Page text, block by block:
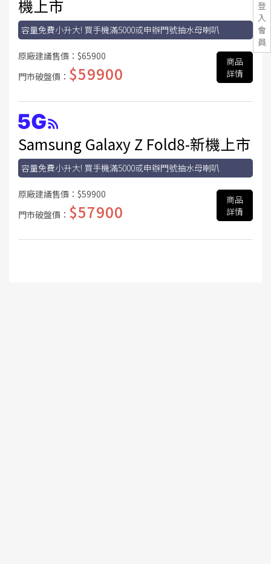
登
入
會
員
機上市
容量免費小升大! 買手機滿5000或申辦門號抽水母喇叭
原廠建議售價： $65900
門市破盤價： $59900
商品
詳情
Samsung Galaxy Z Fold8-新機上市
容量免費小升大! 買手機滿5000或申辦門號抽水母喇叭
原廠建議售價： $59900
門市破盤價： $57900
商品
詳情